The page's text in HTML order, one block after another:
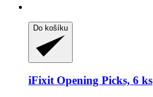
Do košíku
iFixit Opening Picks, 6 ks